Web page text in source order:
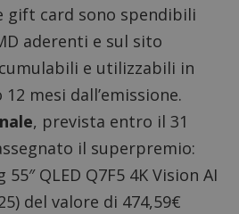
gift card sono spendibili
aderenti e sul sito
e utilizzabili in
mesi dall’emissione.
, prevista entro il 31
il superpremio:
55″ QLED Q7F5 4K Vision AI
del valore di 474,59€